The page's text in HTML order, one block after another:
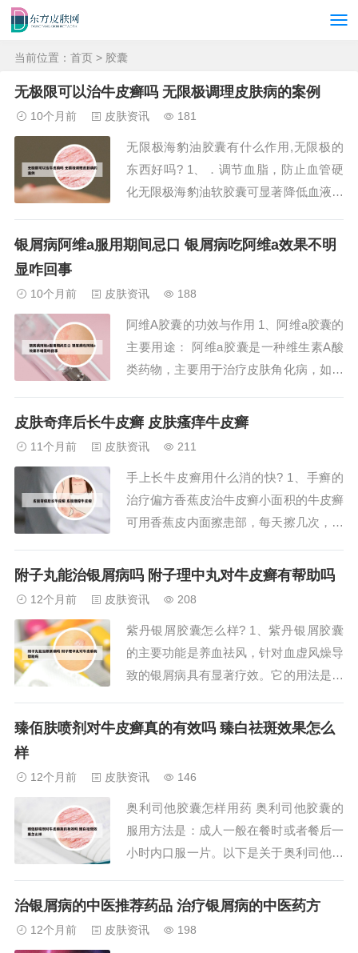
当前位置： 首页 > 胶囊
无极限可以治牛皮癣吗 无限极调理皮肤病的案例
10个月前 皮肤资讯 181
无限极海豹油胶囊有什么作用,无限极的
东西好吗? 1、．调节血脂，防止血管硬
化无限极海豹油软胶囊可显著降低血液中
含量， 它能促进高密度脂蛋白增加（高
固醇从组织转移到肝脏中去，具有防止动
脉粥样...
银屑病阿维a服用期间忌口 银屑病吃阿维a效果不明
显咋回事
10个月前 皮肤资讯 188
阿维A胶囊的功效与作用 1、阿维a胶囊的
主要用途： 阿维a胶囊是一种维生素A酸
类药物，主要用于治疗皮肤角化病，如银
发育不良及扁平疣等。潜在的副作用：
张、脆性增加，皮肤变薄易出血。2、总
之，阿维...
皮肤奇痒后长牛皮癣 皮肤瘙痒牛皮癣
11个月前 皮肤资讯 211
手上长牛皮癣用什么消的快? 1、手癣的
治疗偏方香蕉皮治牛皮癣小面积的牛皮癣
可用香蕉皮内面擦患部，每天擦几次，连
糠治牛皮癣取苦榴树皮500克，米糠1000
外抹皮肤患处，每天多次，直到痊愈为...
附子丸能治银屑病吗 附子理中丸对牛皮癣有帮助吗
12个月前 皮肤资讯 208
紫丹银屑胶囊怎么样? 1、紫丹银屑胶囊
的主要功能是养血祛风，针对血虚风燥导
致的银屑病具有显著疗效。它的用法是口
量三次。然而，关于其可能产生的不良反
使用时的其他注意事项，暂时没有详细说
明。2、综...
臻佰肤喷剂对牛皮癣真的有效吗 臻白祛斑效果怎么
样
12个月前 皮肤资讯 146
奥利司他胶囊怎样用药 奥利司他胶囊的
服用方法是：成人一般在餐时或者餐后一
小时内口服一片。以下是关于奥利司他胶
应在餐时或者餐后一小时内口服奥利司他
治银屑病的中医推荐药品 治疗银屑病的中医药方
12个月前 皮肤资讯 198